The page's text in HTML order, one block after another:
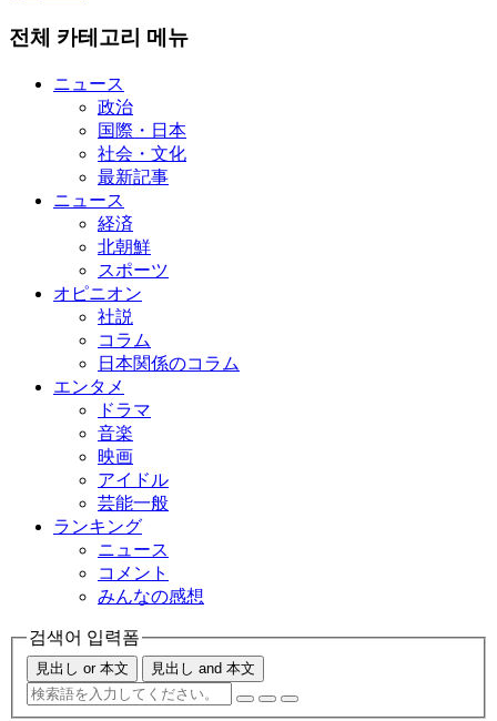
전체 카테고리 메뉴
ニュース
政治
国際・日本
社会・文化
最新記事
ニュース
経済
北朝鮮
スポーツ
オピニオン
社説
コラム
日本関係のコラム
エンタメ
ドラマ
音楽
映画
アイドル
芸能一般
ランキング
ニュース
コメント
みんなの感想
검색어 입력폼
見出し or 本文 見出し and 本文